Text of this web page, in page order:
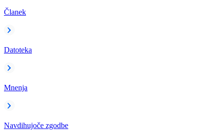
Članek
Datoteka
Mnenja
Navdihujoče zgodbe